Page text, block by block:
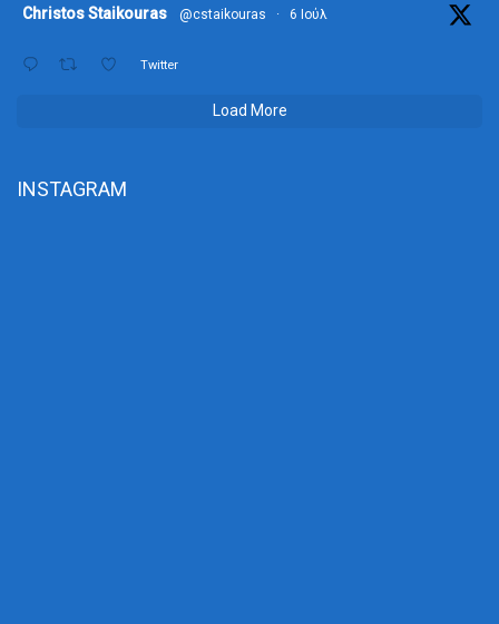
Christos Staikouras @cstaikouras · 6 Ιούλ
Twitter
Load More
INSTAGRAM